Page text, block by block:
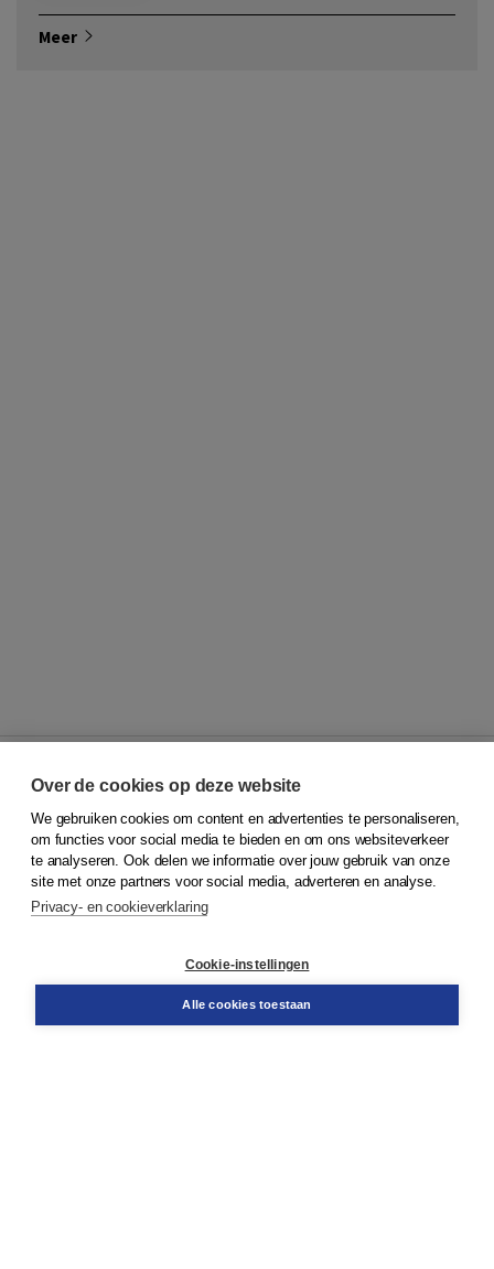
Meer
© 2026Koninklijke Boom uitgevers
Klantenservice
Service & informatie
Contact
Over de cookies op deze website
We gebruiken cookies om content en advertenties te personaliseren,
om functies voor social media te bieden en om ons websiteverkeer
te analyseren. Ook delen we informatie over jouw gebruik van onze
site met onze partners voor social media, adverteren en analyse.
Privacy- en cookieverklaring
Cookie-instellingen
Alle cookies toestaan